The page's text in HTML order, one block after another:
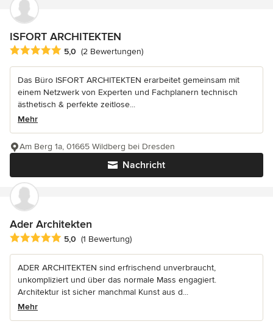
ISFORT ARCHITEKTEN
Durchschnittliche Bewertung: 5 von 5 Sternen
5,0 (2 Bewertungen)
Das Büro ISFORT ARCHITEKTEN erarbeitet gemeinsam mit
einem Netzwerk von Experten und Fachplanern technisch
ästhetisch & perfekte zeitlose...
Mehr
Nachricht
Am Berg 1a, 01665 Wildberg bei Dresden
Ader Architekten
Durchschnittliche Bewertung: 5 von 5 Sternen
5,0 (1 Bewertung)
ADER ARCHITEKTEN sind erfrischend unverbraucht,
unkompliziert und über das normale Mass engagiert.
Architektur ist sicher manchmal Kunst aus d...
Mehr